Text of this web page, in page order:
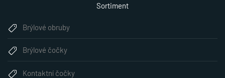
Sortiment
Brýlové obruby
Brýlové čočky
Kontaktní čočky